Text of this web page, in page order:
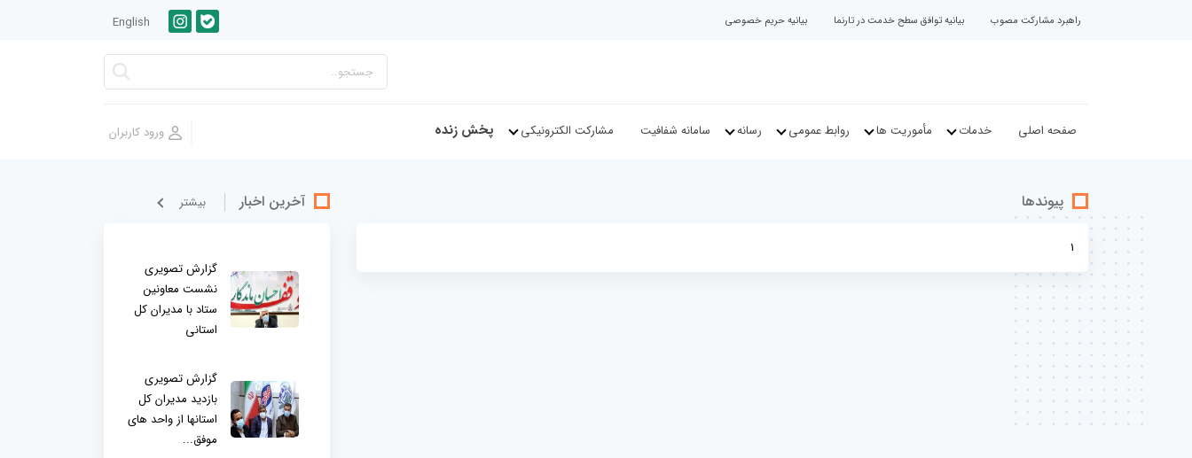
راهبرد مشارکت مصوب بیانیه توافق سطح خدمت در تارنما بیانیه حریم خصوصی English
صفحه اصلی خدمات مأموریت ها روابط عمومی رسانه سامانه شفافیت مشارکت الکترونیکی پخش زنده
پیوندها
1
آخرین اخبار بيشتر
گزارش تصویری
نشست معاونین
ستاد با مدیران کل
استانی
گزارش تصویری
بازدید مدیران کل
استانها از واحد های
موفق...